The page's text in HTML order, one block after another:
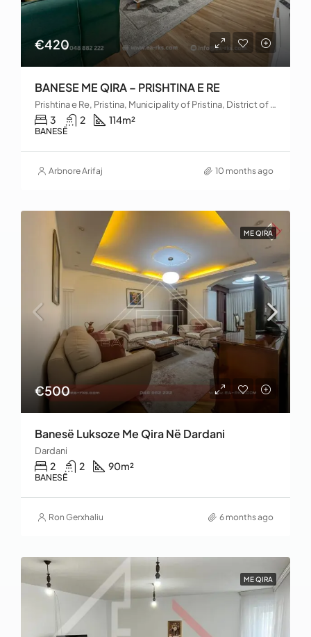
€420
BANESE ME QIRA – PRISHTINA E RE
Prishtina e Re, Pristina, Municipality of Pristina, District of Prishtina, 10000, Kosovo
3 2 114m²
BANESË
Arbnore Arifaj 10 months ago
ME QIRA
€500
Banesë Luksoze Me Qira Në Dardani
Dardani
2 2 90m²
BANESË
Ron Gerxhaliu 6 months ago
ME QIRA